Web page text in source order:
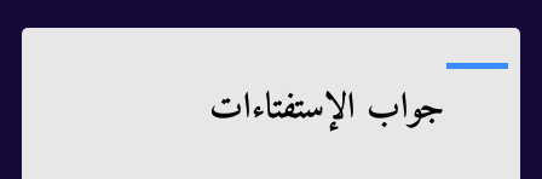
جواب الإستفتاءات